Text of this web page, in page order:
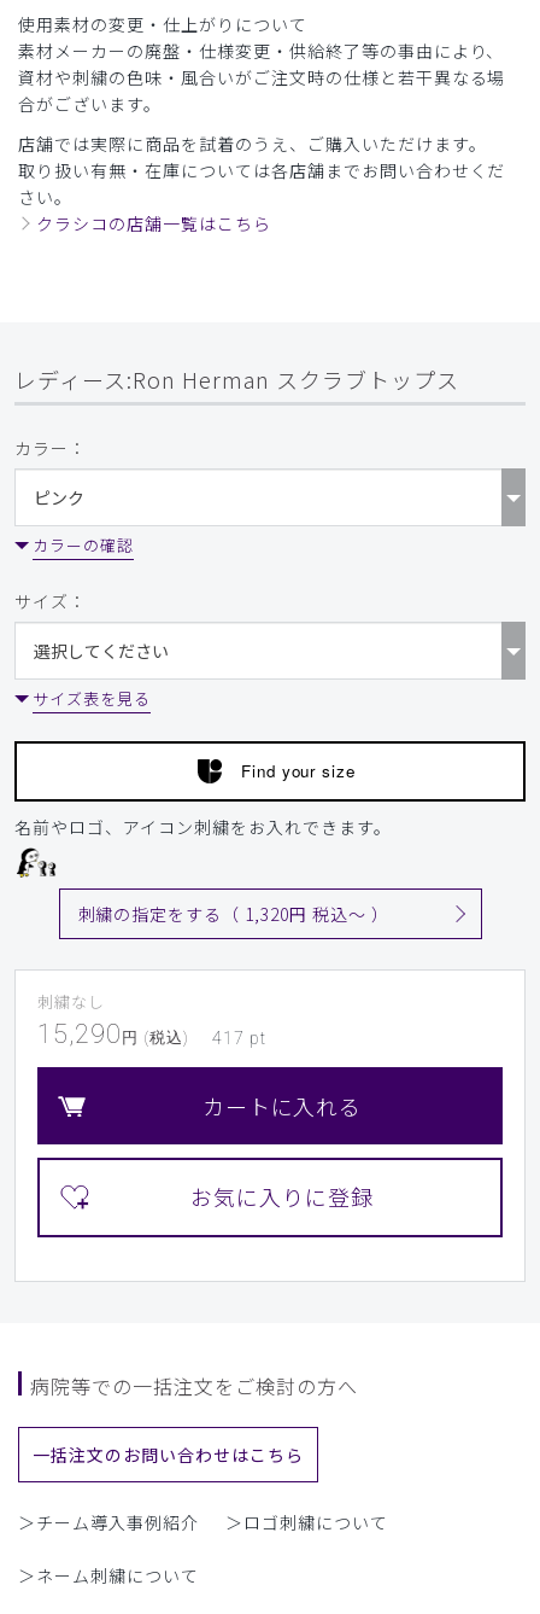
​8
使用素材の変更・仕上がりについて
素材メーカーの廃盤・仕様変更・供給終了等の事由により、
資材や刺繍の色味・風合いがご注文時の仕様と若干異なる場
合がございます。
店舗では実際に商品を試着のうえ、ご購入いただけます。
取り扱い有無・在庫については各店舗までお問い合わせくだ
さい。
クラシコの店舗一覧はこちら
レディース:Ron Herman スクラブトップス
カラー：
カラーの確認
サイズ：
サイズ表を見る
Find your size
名前やロゴ、アイコン刺繍をお入れできます。
刺繍の指定をする（ 1,320円 税込〜 ）
刺繍なし
15,290 円 (税込) 417 pt
カートに入れる
病院等での一括注文をご検討の方へ
一括注文のお問い合わせはこちら
＞チーム導入事例紹介 ＞ロゴ刺繍について
＞ネーム刺繍について